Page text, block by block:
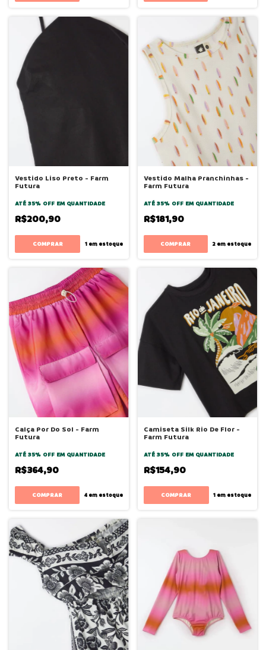
Vestido Liso Preto - Farm
Futura
ATÉ 35% OFF EM QUANTIDADE
R$200,90
COMPRAR 1em estoque
Vestido Malha Pranchinhas -
Farm Futura
ATÉ 35% OFF EM QUANTIDADE
R$181,90
COMPRAR 2 em estoque
Calça Por Do Sol - Farm
Futura
ATÉ 35% OFF EM QUANTIDADE
R$364,90
COMPRAR 4em estoque
Camiseta Silk Rio De Flor -
Farm Futura
ATÉ 35% OFF EM QUANTIDADE
R$154,90
COMPRAR 1 em estoque